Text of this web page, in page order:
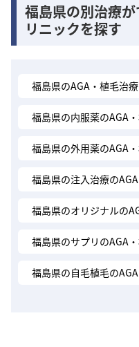
福島県の別治療
リニックを探す
福島県のAGA・植毛治
福島県の内服薬のAGA
福島県の外用薬のAGA
福島県の注入治療の
福島県のオリジナルの
福島県のサプリのAGA
福島県の自毛植毛の